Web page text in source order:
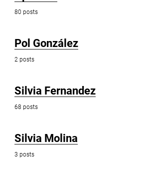
80 posts
Pol González
2 posts
Silvia Fernandez
68 posts
Silvia Molina
3 posts